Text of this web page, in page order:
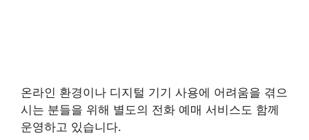
온라인 환경이나 디지털 기기 사용에 어려움을 겪으
시는 분들을 위해 별도의 전화 예매 서비스도 함께
운영하고 있습니다.